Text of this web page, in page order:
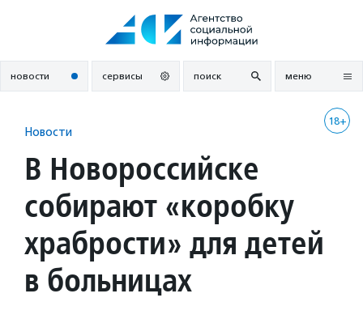
новости сервисы поиск меню
18+
Новости
В Новороссийске
собирают «коробку
храбрости» для детей
в больницах